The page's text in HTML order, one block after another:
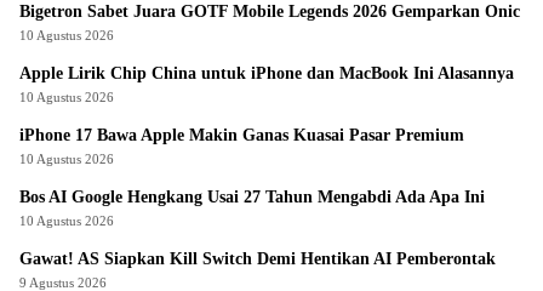
Bigetron Sabet Juara GOTF Mobile Legends 2026 Gemparkan Onic
10 Agustus 2026
Apple Lirik Chip China untuk iPhone dan MacBook Ini Alasannya
10 Agustus 2026
iPhone 17 Bawa Apple Makin Ganas Kuasai Pasar Premium
10 Agustus 2026
Bos AI Google Hengkang Usai 27 Tahun Mengabdi Ada Apa Ini
10 Agustus 2026
Gawat! AS Siapkan Kill Switch Demi Hentikan AI Pemberontak
9 Agustus 2026